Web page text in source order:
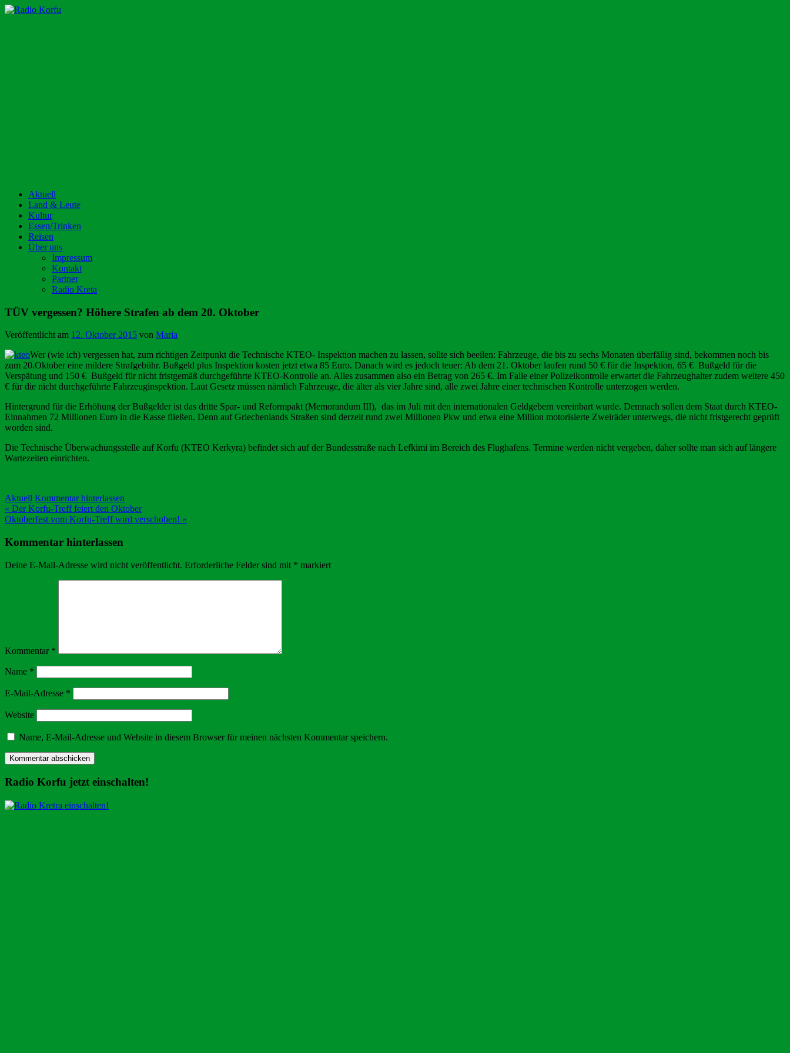
Zum
Aktuell
Land & Leute
Kultur
Essen/Trinken
Reisen
Über uns
Impressum
Kontakt
Partner
Radio Kreta
TÜV vergessen? Höhere Strafen ab dem 20. Oktober
Veröffentlicht am 12. Oktober 2015 von Maria
Wer (wie ich) vergessen hat, zum richtigen Zeitpunkt die Technische KTEO- Inspektion machen zu lassen, sollte sich beeilen: Fahrzeuge, die bis zu sechs Monaten überfällig sind, bekommen noch bis
zum 20.Oktober eine mildere Strafgebühr. Bußgeld plus Inspektion kosten jetzt etwa 85 Euro. Danach wird es jedoch teuer: Ab dem 21. Oktober laufen rund 50 € für die Inspektion, 65 € Bußgeld für die
Verspätung und 150 € Bußgeld für nicht fristgemäß durchgeführte KTEO-Kontrolle an. Alles zusammen also ein Betrag von 265 €. Im Falle einer Polizeikontrolle erwartet die Fahrzeughalter zudem weitere 450
€ für die nicht durchgeführte Fahrzeuginspektion. Laut Gesetz müssen nämlich Fahrzeuge, die älter als vier Jahre sind, alle zwei Jahre einer technischen Kontrolle unterzogen werden.
Hintergrund für die Erhöhung der Bußgelder ist das dritte Spar- und Reformpakt (Memorandum III), das im Juli mit den internationalen Geldgebern vereinbart wurde. Demnach sollen dem Staat durch KTEO-
Einnahmen 72 Millionen Euro in die Kasse fließen. Denn auf Griechenlands Straßen sind derzeit rund zwei Millionen Pkw und etwa eine Million motorisierte Zweiräder unterwegs, die nicht fristgerecht geprüft
worden sind.
Die Technische Überwachungsstelle auf Korfu (KTEO Kerkyra) befindet sich auf der Bundesstraße nach Lefkimi im Bereich des Flughafens. Termine werden nicht vergeben, daher sollte man sich auf längere
Wartezeiten einrichten.
Aktuell Kommentar hinterlassen
Beitragsnavigation
« Der Korfu-Treff feiert den Oktober
Oktoberfest vom Korfu-Treff wird verschoben! »
Kommentar hinterlassen
Deine E-Mail-Adresse wird nicht veröffentlicht. Erforderliche Felder sind mit * markiert
Kommentar *
Name *
E-Mail-Adresse *
Website
Name, E-Mail-Adresse und Website in diesem Browser für meinen nächsten Kommentar speichern.
Radio Korfu jetzt einschalten!